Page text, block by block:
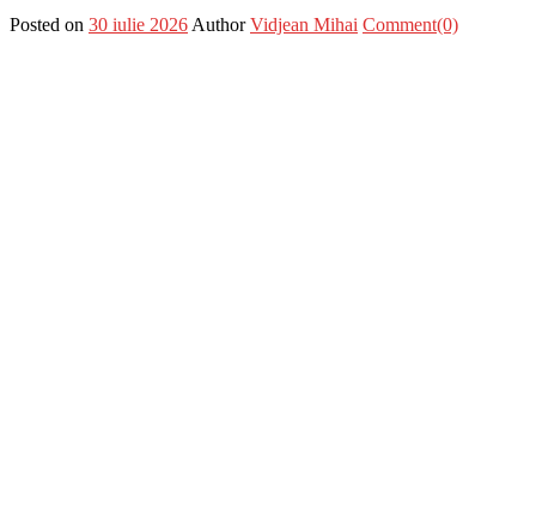
Posted on 30 iulie 2026 Author Vidjean Mihai Comment(0)